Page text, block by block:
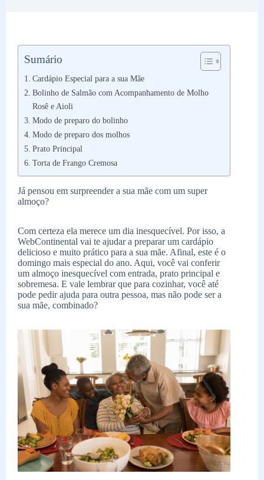
Sumário
Cardápio Especial para a sua Mãe
Bolinho de Salmão com Acompanhamento de Molho
Rosê e Aioli
Modo de preparo do bolinho
Modo de preparo dos molhos
Prato Principal
Torta de Frango Cremosa
Já pensou em surpreender a sua mãe com um super
almoço?
Com certeza ela merece um dia inesquecível. Por isso, a
WebContinental vai te ajudar a preparar um cardápio
delicioso e muito prático para a sua mãe. Afinal, este é o
domingo mais especial do ano. Aqui, você vai conferir
um almoço inesquecível com entrada, prato principal e
sobremesa. E vale lembrar que para cozinhar, você até
pode pedir ajuda para outra pessoa, mas não pode ser a
sua mãe, combinado?